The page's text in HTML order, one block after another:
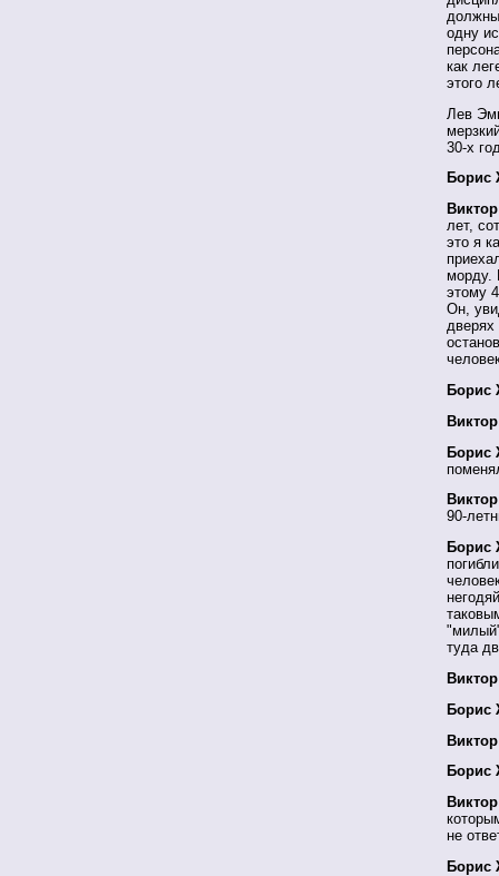
одну
как
этого
Лев
30-х
Борис
лет,
это я
морду.
этому
Он,
дверях
Борис
Борис
90-
Борис
туда
Борис
Борис
не
Борис